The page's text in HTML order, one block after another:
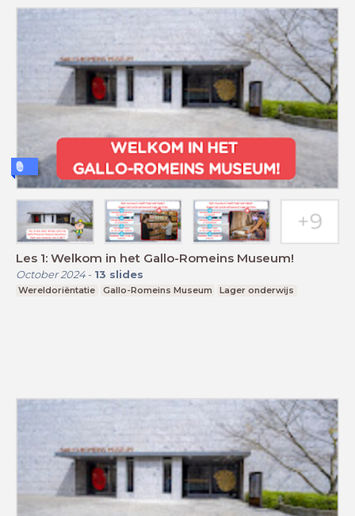
Les 1: Welkom in het Gallo-Romeins Museum!
October 2024- 13 slides
Wereldoriëntatie Gallo-Romeins Museum Lager onderwijs